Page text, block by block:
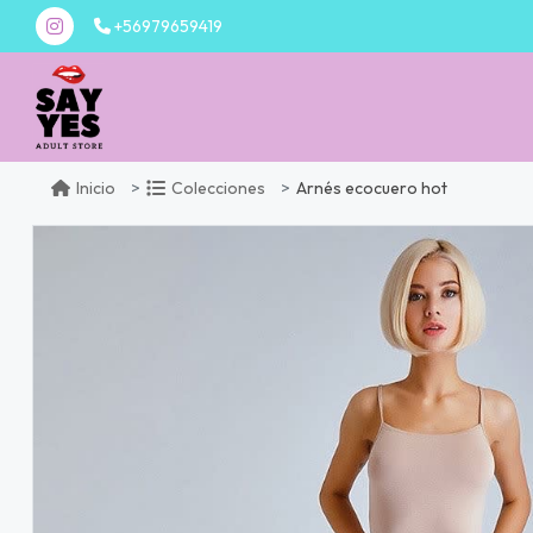
+56979659419
Inicio Colecciones Arnés ecocuero hot